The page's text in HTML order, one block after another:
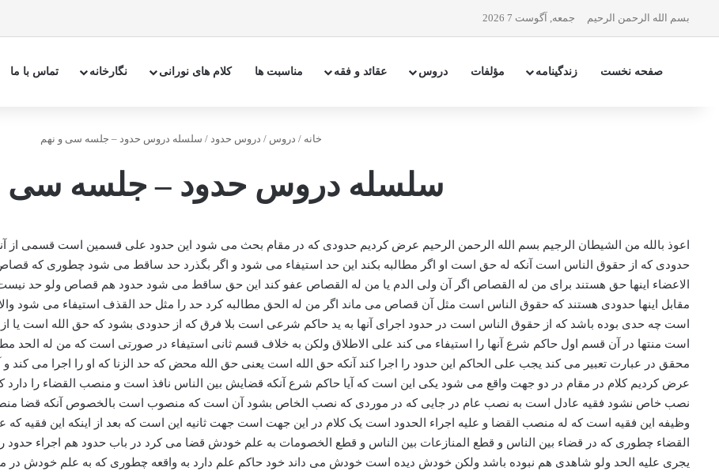
بسم الله الرحمن الرحیم جمعه, آگوست 7 2026
صفحه نخست زندگینامه مؤلفات دروس عقائد و فقه مناسبت ها کلام های نورانی نگارخانه تماس با ما
خانه / دروس / دروس حدود / سلسله دروس حدود – جلسه سی و نهم
سلسله دروس حدود – جلسه سی
اعوذ بالله من الشیطان الرجیم بسم الله الرحمن الرحیم عرض کردیم حدودی که در مقام بحث می شود این حدود علی قسمین است قسمی از
حدودی که از حقوق الناس است آنکه له حق است او اگر مطالبه بکند این حد استیفاء می شود و اگر بگذرد حد ساقط می شود چطوری که
الاعضاء اینها حق هستند برای من له القصاص اگر آن ولی الدم یا من له القصاص عفو کند این حق ساقط می شود حدود هم قصاص ولو حد
مقابل اینها حدودی هستند که حقوق الناس است مثل آن قصاص می ماند اگر من له الحق مطالبه کرد حد را مثل حد القذف استیفاء می شود
است چه حدی بوده باشد که از حقوق الناس است در حدود اجرای آنها به ید حاکم شرعی است بلا فرق که از حدودی بشود که حق الله است
است منتها در آن قسم اول حاکم شرع آنها را استیفاء می کند علی الاطلاق ولکن به خلاف قسم ثانی استیفاء در صورتی است که من له الحد
محقق در عبارت تعبیر می کند یجب علی الحاکم این حدود را اجرا کند آنکه حق الله است یعنی حق الله محض که حد الزنا که او را اجرا می
عرض کردیم کلام در مقام در دو جهت واقع می شود یکی این است که آیا حاکم شرع آنکه قضایش بین الناس نافذ است و منصب القضاء را دارد
نصب خاص نشود فقیه عادل است به نصب عام در جایی که در موردی که نصب الخاص بشود آن است که منصوب است بالخصوص آنکه قضا منصب
وظیفه این فقیه است که له منصب القضا و علیه اجراء الحدود است یک کلام در این جهت است جهت ثانیه این است که بعد از اینکه این فقیه
القضاء چطوری که در قضاء بین الناس و قطع المنازعات بین الناس و قطع الخصومات به علم خودش قضا می کرد در باب حدود هم اجراء
یجری علیه الحد ولو شاهدی هم نبوده باشد ولکن خودش دیده است خودش می داند خود حاکم علم دارد به واقعه چطوری که به علم خودش در